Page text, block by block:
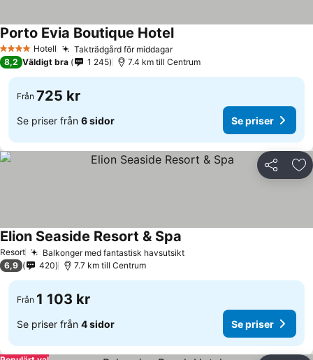
4 StjärnorHotell Takträdgård för middagar
Porto Evia Boutique Hotel
8,2 Väldigt bra 1 245 7.4 km till Centrum
Från 725 kr
Se priser från 6 sidor Se priser
Dela
Resort Balkonger med fantastisk havsutsikt
Elion Seaside Resort & Spa
6,9 420 7.7 km till Centrum
Från 1 103 kr
Se priser från 4 sidor Se priser